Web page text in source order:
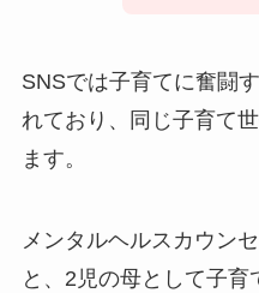
SNSでは子育てに奮闘
れており、同じ子育て
ます。
メンタルヘルスカウン
と、2児の母として子育